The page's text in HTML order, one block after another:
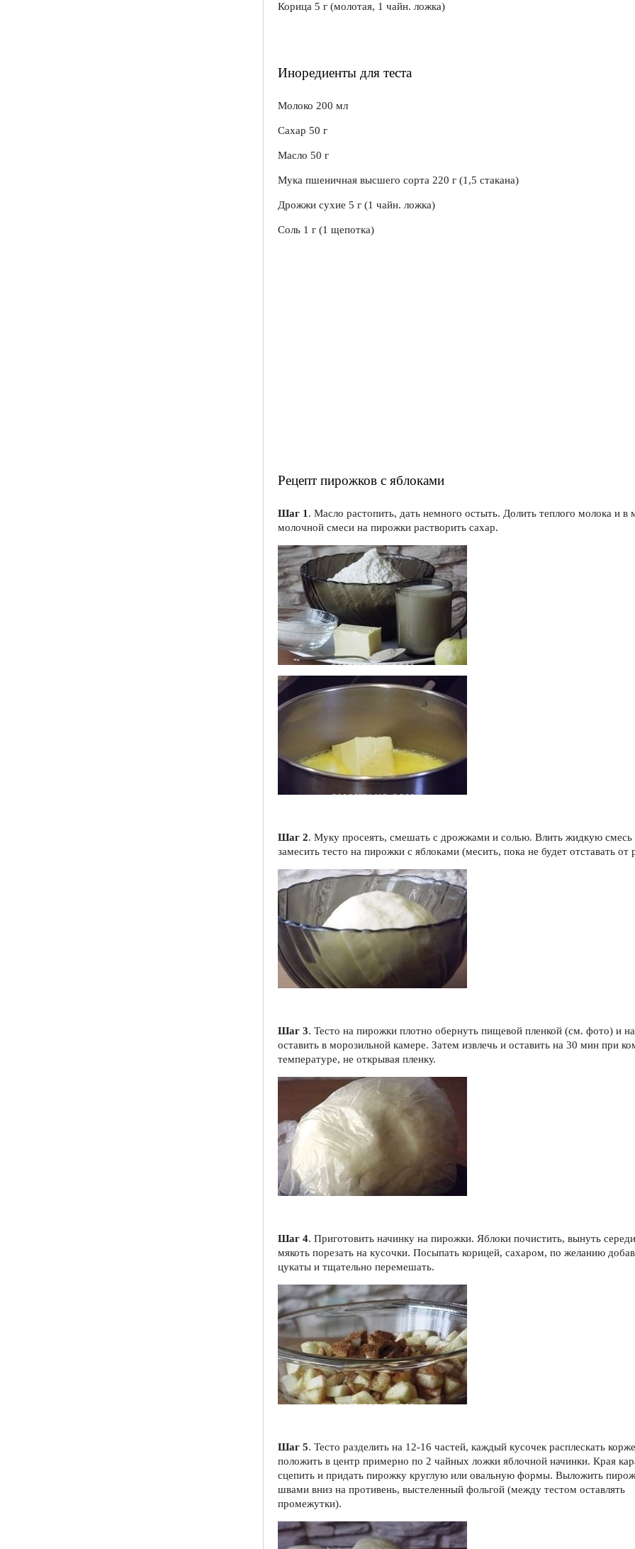
Корица 5 г (молотая, 1 чайн. ложка)
Иноредиенты для теста
Молоко 200 мл
Сахар 50 г
Масло 50 г
Мука пшеничная высшего сорта 220 г (1,5 стакана)
Дрожжи сухие 5 г (1 чайн. ложка)
Соль 1 г (1 щепотка)
Рецепт пирожков с яблоками
Шаг 1. Масло растопить, дать немного остыть. Долить теплого молока и в
молочной смеси на пирожки растворить сахар.
Шаг 2. Муку просеять, смешать с дрожжами и солью. Влить жидкую смесь
замесить тесто на пирожки с яблоками (месить, пока не будет отставать от
Шаг 3. Тесто на пирожки плотно обернуть пищевой пленкой (см. фото) и
оставить в морозильной камере. Затем извлечь и оставить на 30 мин при
температуре, не открывая пленку.
Шаг 4. Приготовить начинку на пирожки. Яблоки почистить, вынуть
мякоть порезать на кусочки. Посыпать корицей, сахаром, по желанию
цукаты и тщательно перемешать.
Шаг 5. Тесто разделить на 12-16 частей, каждый кусочек расплескать
положить в центр примерно по 2 чайных ложки яблочной начинки. Края
сцепить и придать пирожку круглую или овальную формы. Выложить
швами вниз на противень, выстеленный фольгой (между тестом оставлять
промежутки).